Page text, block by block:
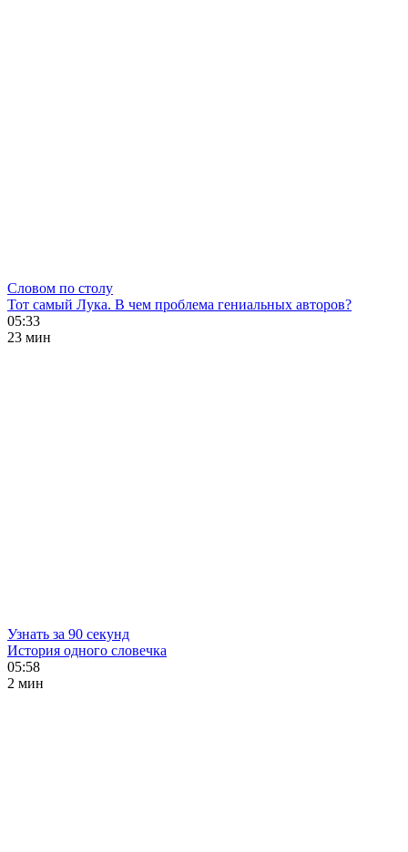
Словом по столу
Тот самый Лука. В чем проблема гениальных авторов?
05:33
23 мин
Узнать за 90 секунд
История одного словечка
05:58
2 мин